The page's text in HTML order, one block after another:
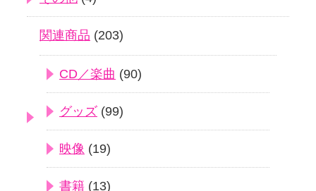
関連商品 (203)
CD／楽曲 (90)
グッズ (99)
映像 (19)
書籍 (13)